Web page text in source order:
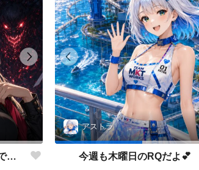
皆さん💕今週もおつかれさまでした✨
アストラ
今週も木曜日のRQだよ💕